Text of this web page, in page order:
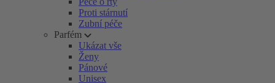
Proti stárnutí
Zubní péče
Parfém
Ukázat vše
Ženy
Pánové
Unisex